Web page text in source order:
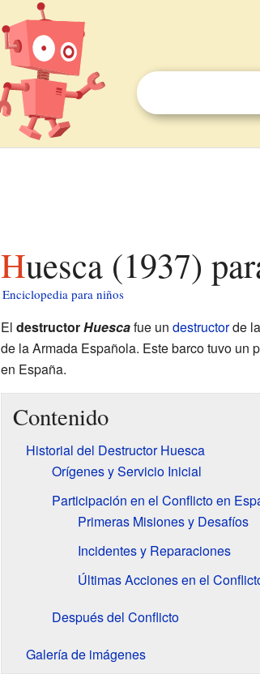
Huesca (1937)
Enciclopedia para niños
El destructorHuescafue un destructorde
de la Armada Española. Este barco tuvo un
en España.
Contenido
Historial del Destructor Huesca
Orígenes y Servicio Inicial
Participación en el Conflicto en
Primeras Misiones y Desafíos
Incidentes y Reparaciones
Últimas Acciones en el
Después del Conflicto
Galería de imágenes